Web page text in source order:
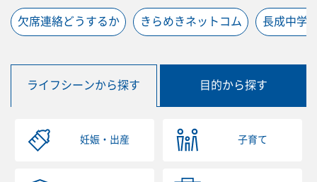
欠席連絡どうするか きらめきネットコム 長成中学
ライフシーンから探す 目的から探す
妊娠・出産 子育て